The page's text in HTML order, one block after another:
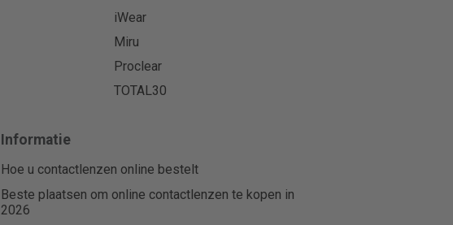
iWear
Miru
Proclear
TOTAL30
Informatie
Hoe u contactlenzen online bestelt
Beste plaatsen om online contactlenzen te kopen in
2026